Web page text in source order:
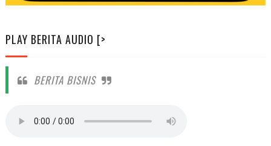
PLAY BERITA AUDIO [>
BERITA BISNIS